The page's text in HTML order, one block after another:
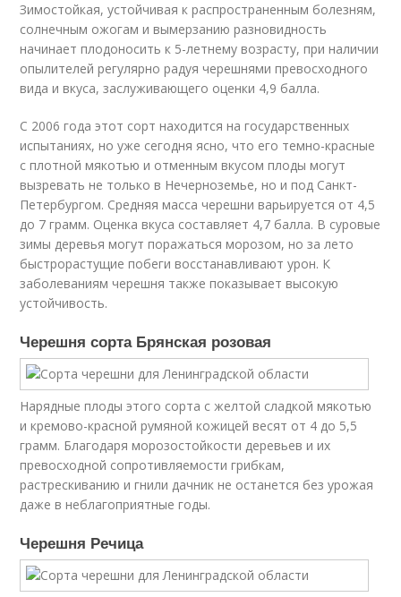
Зимостойкая, устойчивая к распространенным болезням,
солнечным ожогам и вымерзанию разновидность
начинает плодоносить к 5-летнему возрасту, при наличии
опылителей регулярно радуя черешнями превосходного
вида и вкуса, заслуживающего оценки 4,9 балла.
С 2006 года этот сорт находится на государственных
испытаниях, но уже сегодня ясно, что его темно-красные
с плотной мякотью и отменным вкусом плоды могут
вызревать не только в Нечерноземье, но и под Санкт-
Петербургом. Средняя масса черешни варьируется от 4,5
до 7 грамм. Оценка вкуса составляет 4,7 балла. В суровые
зимы деревья могут поражаться морозом, но за лето
быстрорастущие побеги восстанавливают урон. К
заболеваниям черешня также показывает высокую
устойчивость.
Черешня сорта Брянская розовая
Нарядные плоды этого сорта с желтой сладкой мякотью
и кремово-красной румяной кожицей весят от 4 до 5,5
грамм. Благодаря морозостойкости деревьев и их
превосходной сопротивляемости грибкам,
растрескиванию и гнили дачник не останется без урожая
даже в неблагоприятные годы.
Черешня Речица